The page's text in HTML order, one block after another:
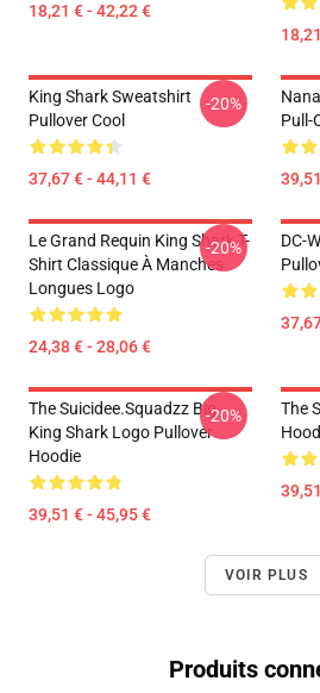
18,21 € - 42,22 €
King Shark Sweatshirt
Pullover Cool
37,67 € - 44,11 €
-20%
Pull-
Le Grand Requin King Shark T-
Shirt Classique À Manches
Longues Logo
24,38 € - 28,06 €
-20%
DC-
The Suicidee.Squadzz Big
King Shark Logo Pullover
Hoodie
39,51 € - 45,95 €
-20%
The
VOIR PLUS
Produits